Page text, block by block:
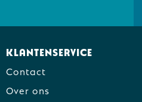
Klantenservice
Contact
Over ons